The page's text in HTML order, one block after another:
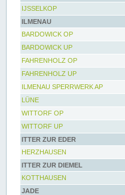
IJSSELKOP
ILMENAU
BARDOWICK OP
BARDOWICK UP
FAHRENHOLZ OP
FAHRENHOLZ UP
ILMENAU SPERRWERK AP
LÜNE
WITTORF OP
WITTORF UP
ITTER ZUR EDER
HERZHAUSEN
ITTER ZUR DIEMEL
KOTTHAUSEN
JADE